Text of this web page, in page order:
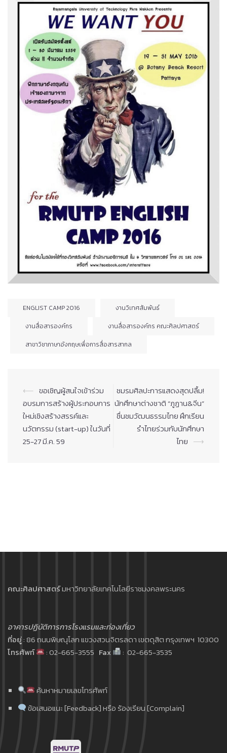
ENGLIST CAMP 2016
งานวิเทศสัมพันธ์
งานสื่อสารองค์กร
งานสื่อสารองค์กร คณะศิลปศาสตร์
สาขาวิชาภาษาอังกฤษเพื่อการสื่อสารสากล
Post
navigation
⟵ ขอเชิญผู้สนใจเข้าร่วม
อบรมการสร้างผู้ประกอบการ
ใหม่เชิงสร้างสรรค์และ
นวัตกรรม (start-up) ในวันที่
25-27 มี.ค. 59
ชมรมศิลปะการแสดงสุดปลื้ม!
นักศึกษาต่างชาติ “ภูฏาน&จีน”
ชื่นชมวัฒนธรรมไทย ฝึกเรียน
รำไทยร่วมกับนักศึกษา
ไทย ⟶
คณะศิลปศาสตร์มหาวิทยาลัยเทคโนโลยีราชมงคลพระนคร
อาคารปฏิบัติการการโรงแรมและท่องเที่ยว
ที่อยู่: 86 ถนนพิษณุโลก แขวงสวนจิตรลดา เขตดุสิต กรุงเทพฯ 10300
โทรศัพท์
: 02-665-3555 Fax : 02-665-3535
ค้นหาหมายเลขโทรศัพท์
ข้อเสนอแนะ [Feedback] หรือ ร้องเรียน [Complain]